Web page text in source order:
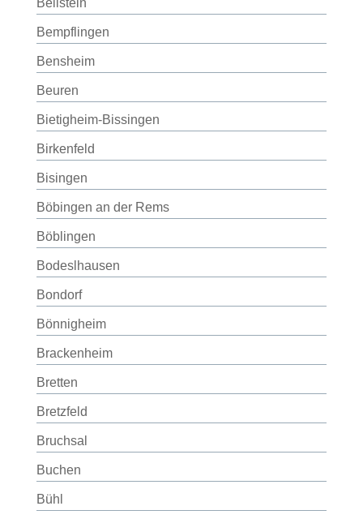
Beilstein
Bempflingen
Bensheim
Beuren
Bietigheim-Bissingen
Birkenfeld
Bisingen
Böbingen an der Rems
Böblingen
Bodeslhausen
Bondorf
Bönnigheim
Brackenheim
Bretten
Bretzfeld
Bruchsal
Buchen
Bühl